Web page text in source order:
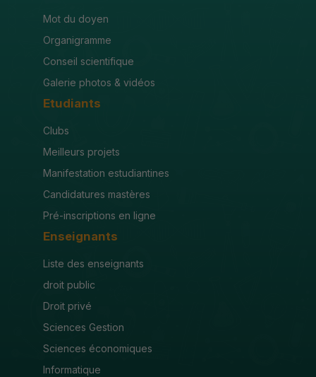
Mot du doyen
Organigramme
Conseil scientifique
Galerie photos & vidéos
Etudiants
Clubs
Meilleurs projets
Manifestation estudiantines
Candidatures mastères
Pré-inscriptions en ligne
Enseignants
Liste des enseignants
droit public
Droit privé
Sciences Gestion
Sciences économiques
Informatique